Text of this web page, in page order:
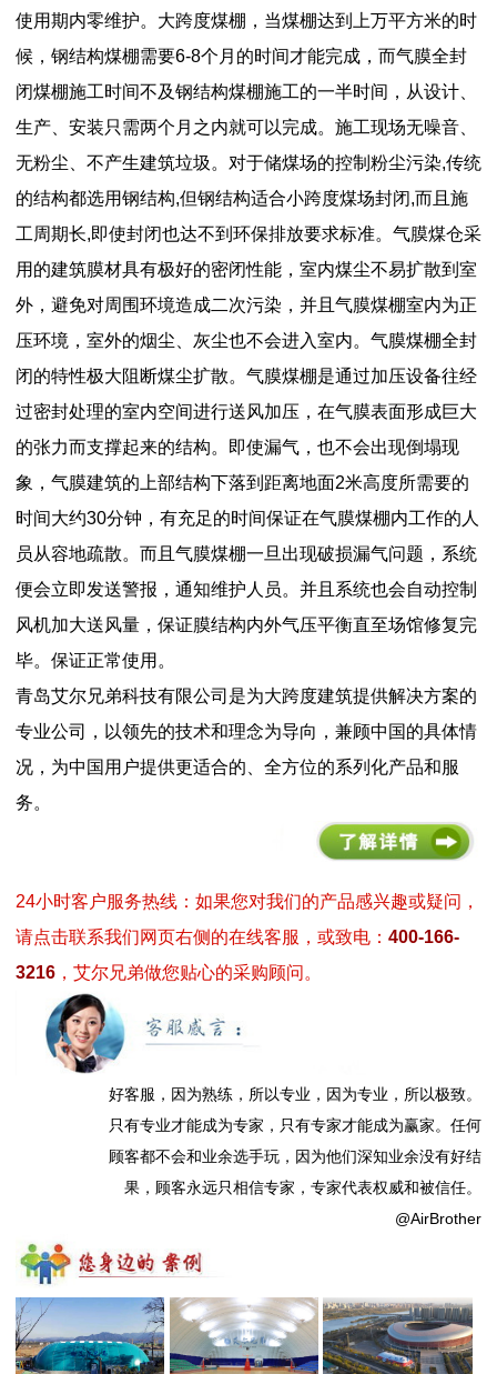
使用期内零维护。大跨度煤棚，当煤棚达到上万平方米的时
候，钢结构煤棚需要6-8个月的时间才能完成，而气膜全封
闭煤棚施工时间不及钢结构煤棚施工的一半时间，从设计、
生产、安装只需两个月之内就可以完成。施工现场无噪音、
无粉尘、不产生建筑垃圾。对于储煤场的控制粉尘污染,传统
的结构都选用钢结构,但钢结构适合小跨度煤场封闭,而且施
工周期长,即使封闭也达不到环保排放要求标准。气膜煤仓采
用的建筑膜材具有极好的密闭性能，室内煤尘不易扩散到室
外，避免对周围环境造成二次污染，并且气膜煤棚室内为正
压环境，室外的烟尘、灰尘也不会进入室内。气膜煤棚全封
闭的特性极大阻断煤尘扩散。气膜煤棚是通过加压设备往经
过密封处理的室内空间进行送风加压，在气膜表面形成巨大
的张力而支撑起来的结构。即使漏气，也不会出现倒塌现
象，气膜建筑的上部结构下落到距离地面2米高度所需要的
时间大约30分钟，有充足的时间保证在气膜煤棚内工作的人
员从容地疏散。而且气膜煤棚一旦出现破损漏气问题，系统
便会立即发送警报，通知维护人员。并且系统也会自动控制
风机加大送风量，保证膜结构内外气压平衡直至场馆修复完
毕。保证正常使用。
青岛艾尔兄弟科技有限公司是为大跨度建筑提供解决方案的
专业公司，以领先的技术和理念为导向，兼顾中国的具体情
况，为中国用户提供更适合的、全方位的系列化产品和服
务。
24小时客户服务热线：如果您对我们的产品感兴趣或疑问，
请点击联系我们网页右侧的在线客服，或致电： 400-166-
3216 ，艾尔兄弟做您贴心的采购顾问。
好客服，因为熟练，所以专业，因为专业，所以极致。
只有专业才能成为专家，只有专家才能成为赢家。任何
顾客都不会和业余选手玩，因为他们深知业余没有好结
果，顾客永远只相信专家，专家代表权威和被信任。
@AirBrother